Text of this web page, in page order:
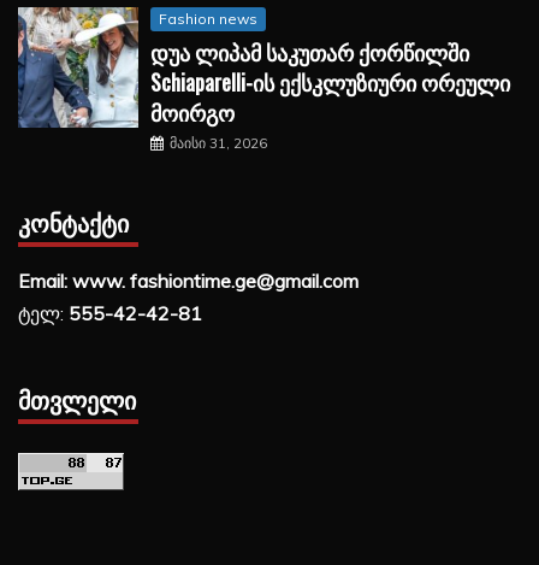
Fashion news
დუა ლიპამ საკუთარ ქორწილში
Schiaparelli-ის ექსკლუზიური ორეული
მოირგო
მაისი 31, 2026
ᲙᲝᲜᲢᲐᲥᲢᲘ
Email: www. fashiontime.ge@gmail.com
ტელ: 555-42-42-81
ᲛᲗᲕᲚᲔᲚᲘ